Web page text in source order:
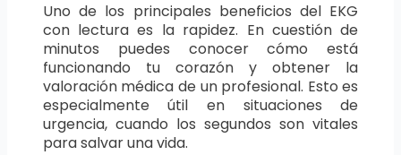
Uno de los principales beneficios del EKG
con lectura es la rapidez. En cuestión de
minutos puedes conocer cómo está
funcionando tu corazón y obtener la
valoración médica de un profesional. Esto es
especialmente útil en situaciones de
urgencia, cuando los segundos son vitales
para salvar una vida.